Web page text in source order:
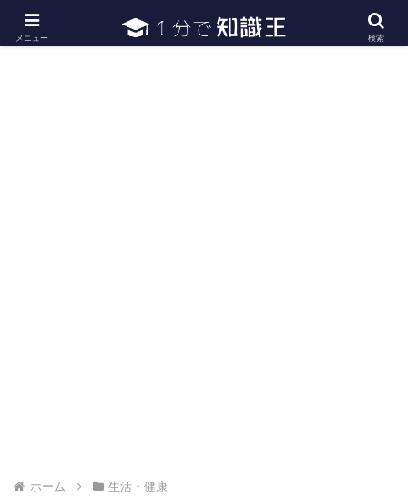
日常で必要な常識・知識や雑学・豆知識を幅広く紹介
ホーム 生活・健康
メニュー 検索